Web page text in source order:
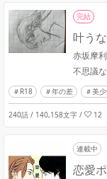
完結
叶う
赤坂摩
不思議
R18 年の差 美
240話 / 140,158文字 / 12
連載中
恋愛